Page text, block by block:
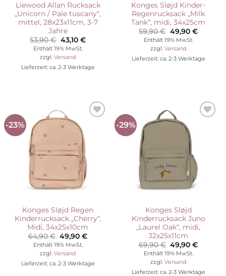
Liewood Allan Rucksack
„Unicorn / Pale tuscany“,
mittel, 28x23x11cm, 3-7
Jahre
53,90€ Ursprünglicher
Preis
war:
53,90 €
43,10 €Aktueller
Enthält 19% MwSt.
zzgl. Versand
Lieferzeit: ca. 2-3 Werktage
Konges Sløjd Kinder-
Regenrucksack „Milk
Tank“, midi, 34x25cm
59,90€ Ursprünglicher
Preis
war:
59,90 €
49,90 €
Enthält 19% MwSt.
zzgl. Versand
Lieferzeit: ca. 2-3 Werktage
-23%
Auf die
Wunschliste
Konges Sløjd Regen
Kinderrucksack „Cherry“,
Midi, 34x25x10cm
64,90€ Ursprünglicher
Preis
war:
64,90 €
49,90€Aktueller
Enthält 19% MwSt.
zzgl. Versand
Lieferzeit: ca. 2-3 Werktage
-29%
Auf die
Wunschliste
Konges Sløjd
Kinderrucksack Juno
„Laurel Oak“, midi,
32x25x11cm
69,90€ Ursprünglicher
Preis
war:
69,90 €
49,90€
Enthält 19% MwSt.
zzgl. Versand
Lieferzeit: ca. 2-3 Werktage